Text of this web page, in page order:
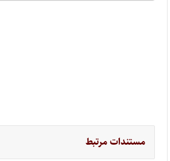
مستندات مرتبط